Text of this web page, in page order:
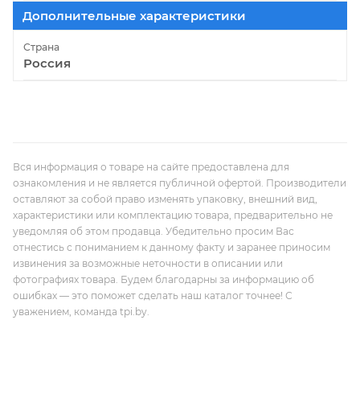
Дополнительные характеристики
Страна
Россия
Вся информация о товаре на сайте предоставлена для
ознакомления и не является публичной офертой. Производители
оставляют за собой право изменять упаковку, внешний вид,
характеристики или комплектацию товара, предварительно не
уведомляя об этом продавца. Убедительно просим Вас
отнестись с пониманием к данному факту и заранее приносим
извинения за возможные неточности в описании или
фотографиях товара. Будем благодарны за информацию об
ошибках — это поможет сделать наш каталог точнее! С
уважением, команда tpi.by.